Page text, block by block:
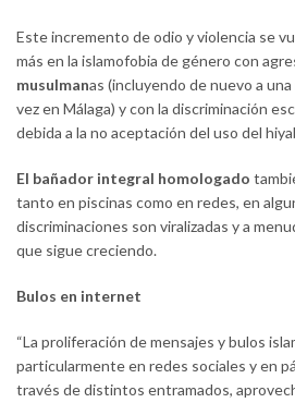
Este incremento de odio y violencia se
más en la islamofobia de género con
musulmanas (incluyendo de nuevo a
vez en Málaga) y con la discriminación
debida a la no aceptación del uso del
El bañador integral homologado
tanto en piscinas como en redes, en
discriminaciones son viralizadas y a
que sigue creciendo.
Bulos en internet
“La proliferación de mensajes y bulos
particularmente en redes sociales y en
través de distintos entramados,